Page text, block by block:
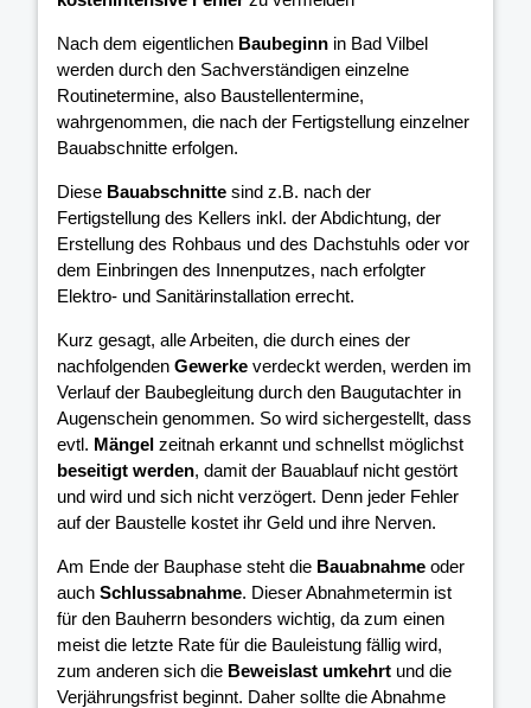
Nach dem eigentlichen Baubeginn in Bad Vilbel
werden durch den Sachverständigen einzelne
Routinetermine, also Baustellentermine,
wahrgenommen, die nach der Fertigstellung einzelner
Bauabschnitte erfolgen.
Diese Bauabschnitte sind z.B. nach der
Fertigstellung des Kellers inkl. der Abdichtung, der
Erstellung des Rohbaus und des Dachstuhls oder vor
dem Einbringen des Innenputzes, nach erfolgter
Elektro- und Sanitärinstallation errecht.
Kurz gesagt, alle Arbeiten, die durch eines der
nachfolgenden Gewerke verdeckt werden, werden im
Verlauf der Baubegleitung durch den Baugutachter in
Augenschein genommen. So wird sichergestellt, dass
evtl. Mängel zeitnah erkannt und schnellst möglichst
beseitigt werden, damit der Bauablauf nicht gestört
und wird und sich nicht verzögert. Denn jeder Fehler
auf der Baustelle kostet ihr Geld und ihre Nerven.
Am Ende der Bauphase steht die Bauabnahme oder
auch Schlussabnahme. Dieser Abnahmetermin ist
für den Bauherrn besonders wichtig, da zum einen
meist die letzte Rate für die Bauleistung fällig wird,
zum anderen sich die Beweislast umkehrt und die
Verjährungsfrist beginnt. Daher sollte die Abnahme